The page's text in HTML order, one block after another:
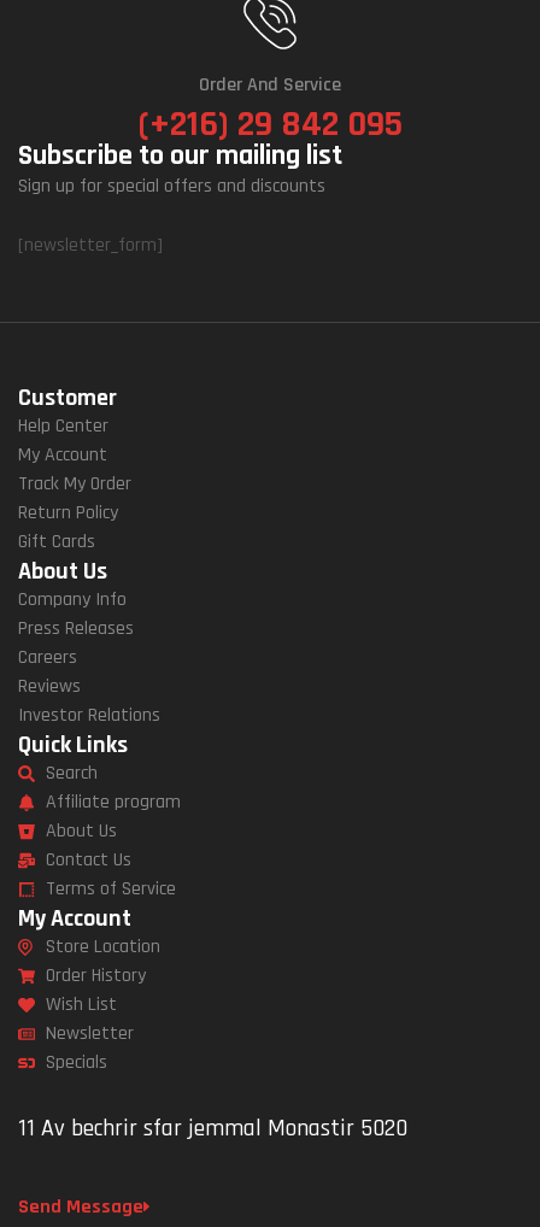
Order And Service
(+216) 29 842 095
Subscribe to our mailing list
Sign up for special offers and discounts
[newsletter_form]
Customer
Help Center
My Account
Track My Order
Return Policy
Gift Cards
About Us
Company Info
Press Releases
Careers
Reviews
Investor Relations
Quick Links
Search
Affiliate program
About Us
Contact Us
Terms of Service
My Account
Store Location
Order History
Wish List
Newsletter
Specials
11 Av bechrir sfar jemmal Monastir 5020
Send Message